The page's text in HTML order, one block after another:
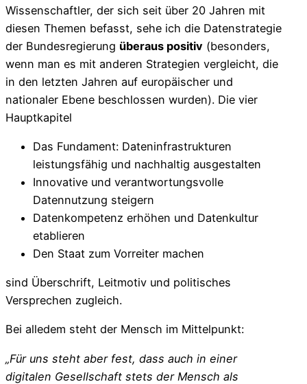
Wissenschaftler, der sich seit über 20 Jahren mit
diesen Themen befasst, sehe ich die Datenstrategie
der Bundesregierung überaus positiv (besonders,
wenn man es mit anderen Strategien vergleicht, die
in den letzten Jahren auf europäischer und
nationaler Ebene beschlossen wurden). Die vier
Hauptkapitel
Das Fundament: Dateninfrastrukturen
leistungsfähig und nachhaltig ausgestalten
Innovative und verantwortungsvolle
Datennutzung steigern
Datenkompetenz erhöhen und Datenkultur
etablieren
Den Staat zum Vorreiter machen
sind Überschrift, Leitmotiv und politisches
Versprechen zugleich.
Bei alledem steht der Mensch im Mittelpunkt:
„Für uns steht aber fest, dass auch in einer
digitalen Gesellschaft stets der Mensch als